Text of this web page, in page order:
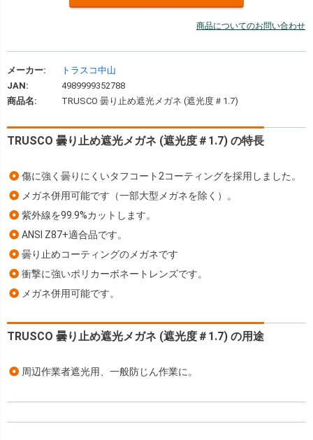
商品についてのお問い合わせ
メーカー:
トラスコ中山
JAN:
4989999352788
商品名:
TRUSCO 曇り止め遮光メガネ (遮光度＃1.7)
TRUSCO 曇り止め遮光メガネ (遮光度＃1.7) の特長
傷に強く曇りにくいタフコート2コーティングを採用しました。
メガネ併用可能です（一部大型メガネを除く）。
紫外線を99.9%カットします。
ANSI Z87+適合品です。
曇り止めコーティングのメガネです
衝撃に強いポリカーボネートレンズです。
メガネ併用可能です。
TRUSCO 曇り止め遮光メガネ (遮光度＃1.7) の用途
周辺作業者遮光用、一般防じん作業に。